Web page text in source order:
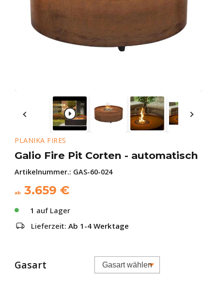
PLANIKA FIRES
Galio Fire Pit Corten - automatisch
Artikelnummer.: GAS-60-024
ab 3.659 €
1 auf Lager
Lieferzeit: Ab 1-4 Werktage
Gasart